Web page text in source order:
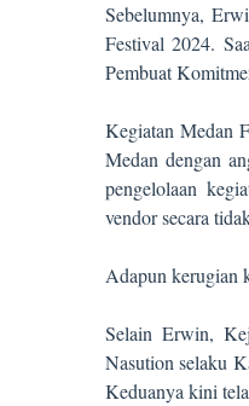
Sebelumnya,
Festival 2024.
Pembuat
Kegiatan Medan
Medan dengan
pengelolaan
vendor secara
Adapun kerugian
Selain Erwin,
Nasution selaku
Keduanya kini